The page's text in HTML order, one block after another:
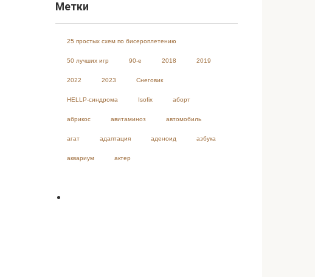
Метки
25 простых схем по бисероплетению
50 лучших игр 90-е 2018 2019
2022 2023 Cнеговик
HELLP-синдрома Isofix аборт
абрикос авитаминоз автомобиль
агат адаптация аденоид азбука
аквариум актер